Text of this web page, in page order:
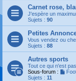
Carnet rose,
J'espère un
Sujets : 90
Petites
Vous vendez ou
Sujets : 88
Autres sports
Tout ce qui n'est
Sous-forum :
Sujets : 11